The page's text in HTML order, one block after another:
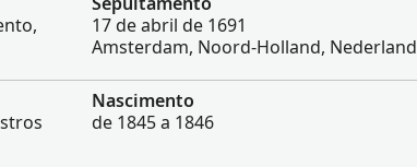
17 de abril de 1691
Amsterdam, Noord-Holland, Nederland
Nascimento
de 1845 a 1846